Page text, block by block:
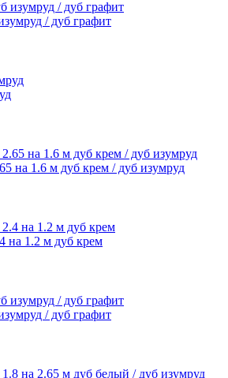
/ дуб графит
на 1.6 м дуб крем / дуб изумруд
на 1.2 м дуб крем
/ дуб графит